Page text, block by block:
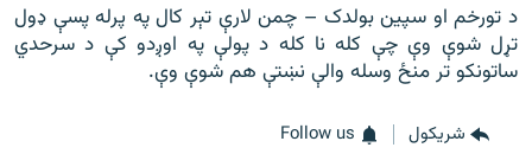
د تورخم او سپین بولدک – چمن لارې تېر کال په پرله پسې ډول
تړل شوې وې چې کله نا کله د پولې په اوږدو کې د سرحدي
ساتونکو تر منځ وسله والې نښتې هم شوې وې.
شريکول Follow us